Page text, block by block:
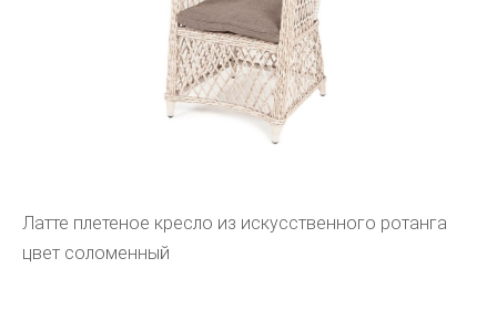
Латте плетеное кресло из искусственного ротанга
цвет соломенный